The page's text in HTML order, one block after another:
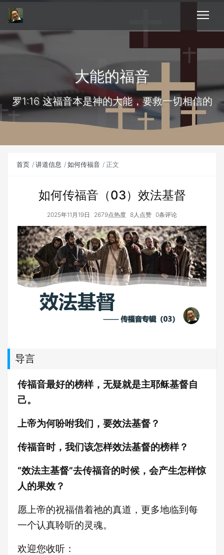
大能的福音
罗1:16 这福音本是神的大能，要救一切相信的
首页 讲道信息 如何传福音 正文
如何传福音（03）效法基督
2025年11月19日 2679点热度 8人点赞 0条评论
导言
传福音最好的榜样，无疑就是主耶稣基督自
己。
上帝为何吩咐我们，要效法基督 ？
传福音时，我们该怎样效法基督的榜样？
“效法主基督”去传福音的时候，会产生怎样惊
人的果效？
愿上帝的祝福借着祂的真道，更多地临到每
一个认真聆听的灵魂。
欢迎您收听：